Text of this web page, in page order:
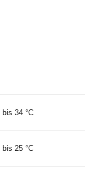
bis 34 °C
bis 25 °C